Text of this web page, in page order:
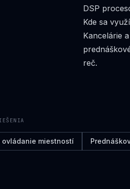
DSP
Kde sa
Kancelárie
reč.
ovládanie miestností